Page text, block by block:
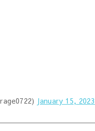
January 15, 2023